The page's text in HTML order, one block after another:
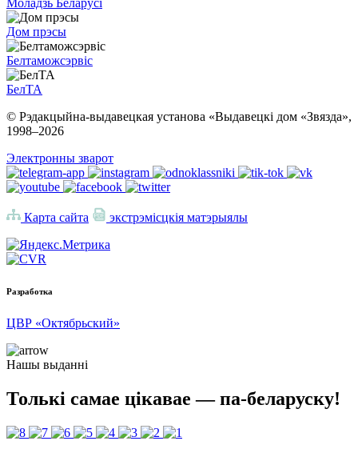
Моладзь Беларусі
Дом прэсы
Белтаможсэрвіс
БелТА
© Рэдакцыйна-выдавецкая установа «Выдавецкі дом «Звязда»,
1998–2026
Электронны зварот
Карта сайта экстрэмісцкія матэрыялы
Разработка
ЦВР «Октябрьский»
Нашы выданні
Толькі самае цікавае — па-беларуску!